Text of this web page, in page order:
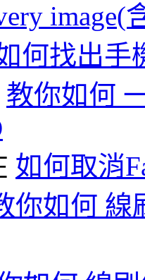
image(
何找出手
教你如何
如何取消
你如何 線